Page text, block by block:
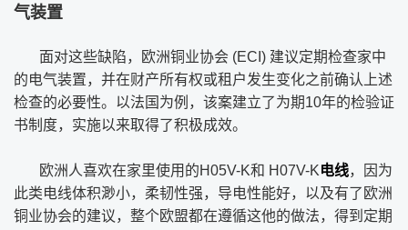
气装置
面对这些缺陷，欧洲铜业协会 (ECI) 建议定期检查家中
的电气装置，并在财产所有权或租户发生变化之前确认上述
检查的必要性。以法国为例，该案建立了为期10年的检验证
书制度，实施以来取得了积极成效。
欧洲人喜欢在家里使用的H05V-K和 H07V-K电线，因为
此类电线体积渺小，柔韧性强，导电性能好，以及有了欧洲
铜业协会的建议，整个欧盟都在遵循这他的做法，得到定期